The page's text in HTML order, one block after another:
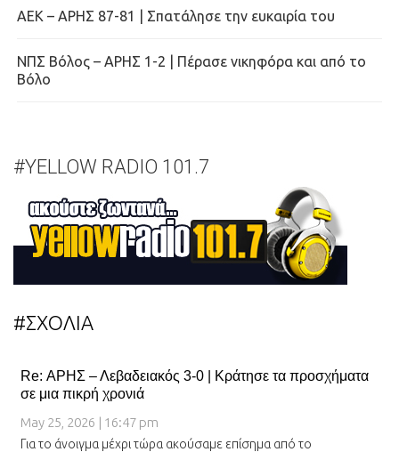
ΑΕΚ – ΑΡΗΣ 87-81 | Σπατάλησε την ευκαιρία του
ΝΠΣ Βόλος – ΑΡΗΣ 1-2 | Πέρασε νικηφόρα και από το
Βόλο
#YELLOW RADIO 101.7
#ΣΧΟΛΙΑ
Re: ΑΡΗΣ – Λεβαδειακός 3-0 | Κράτησε τα προσχήματα
σε μια πικρή χρονιά
May 25, 2026 | 16:47 pm
Για το άνοιγμα μέχρι τώρα ακούσαμε επίσημα από το